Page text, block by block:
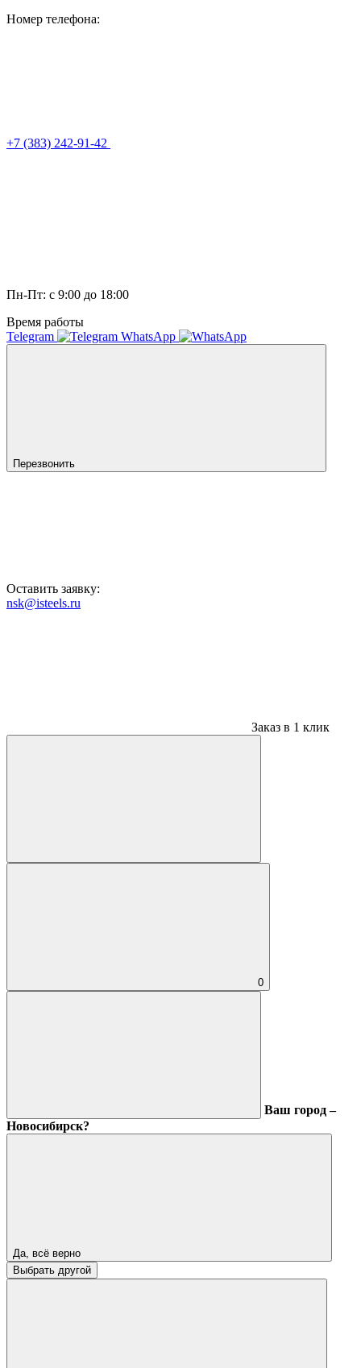
Номер телефона:
+7 (383) 242-91-42
Пн-Пт: с 9:00 до 18:00
Время работы
Telegram
WhatsApp
Перезвонить
Оставить заявку:
nsk@isteels.ru
Заказ в 1 клик
0
Ваш город –
Новосибирск?
Да, всё верно
Выбрать другой